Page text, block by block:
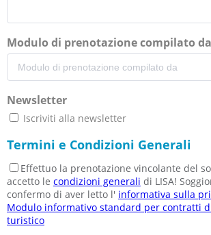
Modulo di prenotazione compilato da
Newsletter
Iscriviti alla newsletter
Termini e Condizioni Generali
Effettuo la prenotazione vincolante del
accetto le condizioni generali di LISA!
confermo di aver letto l' informativa sulla
Modulo informativo standard per contratti
turistico